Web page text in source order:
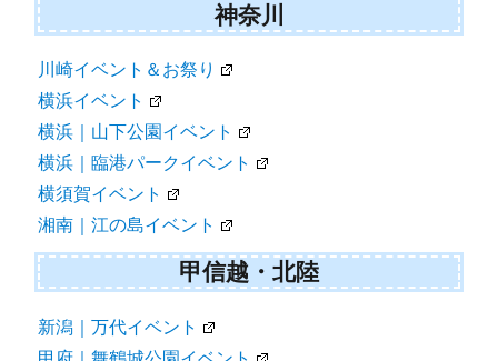
神奈川
川崎イベント＆お祭り
横浜イベント
横浜｜山下公園イベント
横浜｜臨港パークイベント
横須賀イベント
湘南｜江の島イベント
甲信越・北陸
新潟｜万代イベント